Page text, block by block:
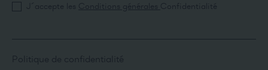
J´accepte les Conditions générales Confidentialité
Politique de confidentialité